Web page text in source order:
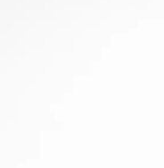
Im Hochsprung